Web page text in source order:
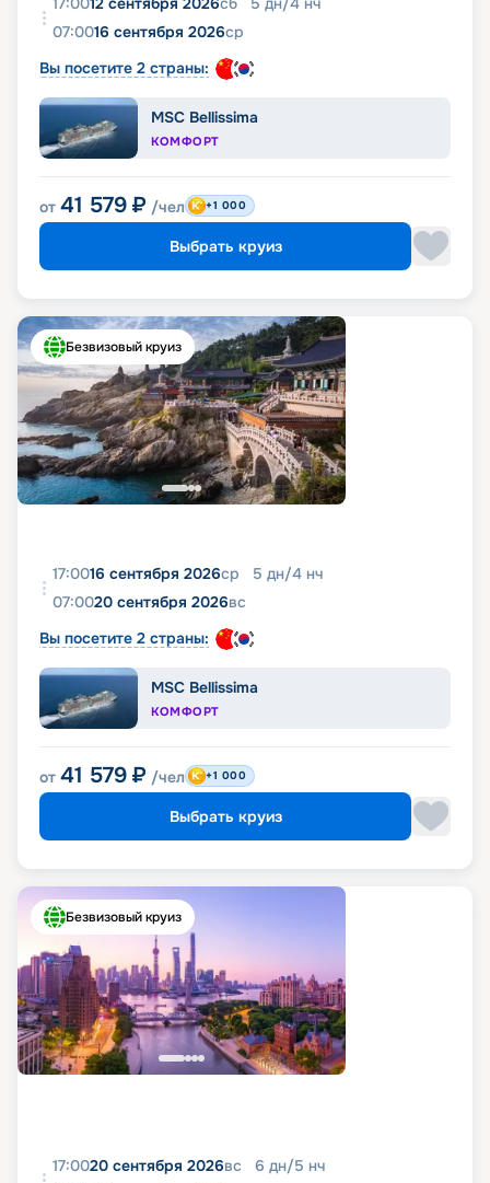
07:0016 сентября 2026ср
Вы посетите 2 страны:
MSC Bellissima
КОМФОРТ
от 41 579 ₽ /чел +1 000
Выбрать круиз
Безвизовый круиз
17:0016 сентября 2026ср 5 дн/4 нч
07:0020 сентября 2026вс
Вы посетите 2 страны:
MSC Bellissima
КОМФОРТ
от 41 579 ₽ /чел +1 000
Выбрать круиз
Безвизовый круиз
17:0020 сентября 2026вс 6 дн/5 нч